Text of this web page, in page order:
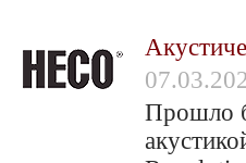
Прошло